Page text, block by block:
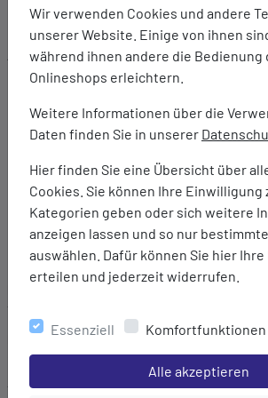
Wir verwenden Cookies und andere
unserer Website. Einige von ihnen
während ihnen andere die Bedienung
Onlineshops erleichtern.
Weitere Informationen über die
Daten finden Sie in unserer
Hier finden Sie eine Übersicht über
Cookies. Sie können Ihre Einwilligung
Kategorien geben oder sich weitere
anzeigen lassen und so nur
auswählen. Dafür können Sie hier
erteilen und jederzeit widerrufen.
Essenziell Komfortfunktionen
Einstellungen
Alle akzeptieren
Ausstattung:
Höchster RFID-Ausleseschutz mit
Abschirmung aller Frequenzen und
geeignet
1 Hauptfach in EU-Reisepass-Größe
Aufklappbar mit Klettverschluss
1 kleine Klarsichttasche
1 Netzfach in Reisepassgröße
2 Kreditkartenfächer
Material:
100% Polyester (Textreme 6.6)
Aluminiumlegierung (CRYPTALLOY®)